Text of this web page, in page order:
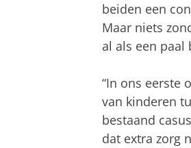
beiden een
Maar niets
al als een paal
“In ons eerste
van kinderen
bestaand
dat extra zorg